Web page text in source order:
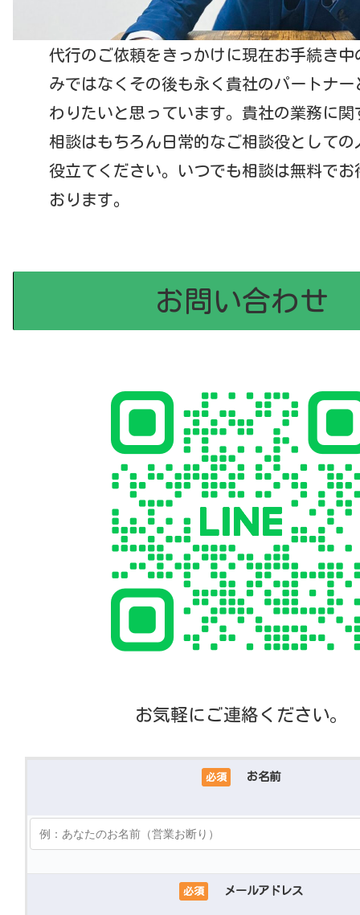
代行のご依頼をきっかけに現在お手続き中
みではなくその後も永く貴社のパートナー
わりたいと思っています。貴社の業務に関
相談はもちろん日常的なご相談役としての
役立てください。いつでも相談は無料でお
おります。
お問い合わせ
お気軽にご連絡ください。
必須 お名前
必須 メールアドレス